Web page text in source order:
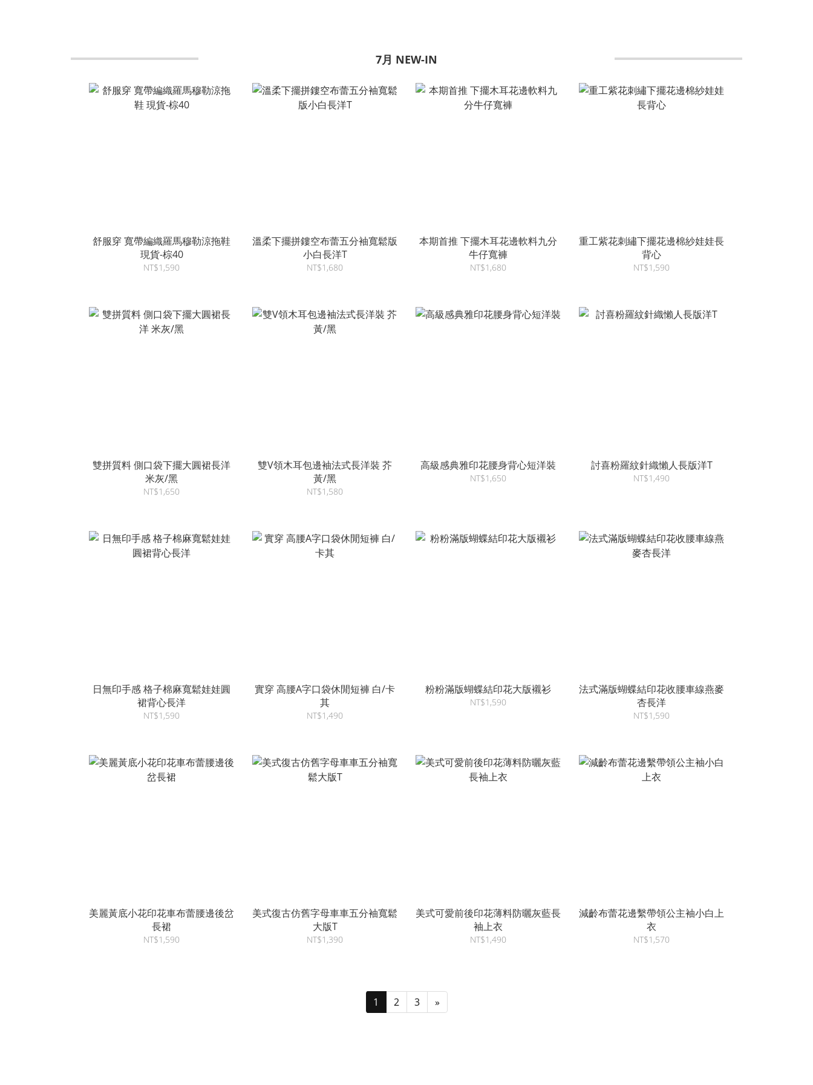
7月 NEW-IN
舒服穿 寬帶編織羅馬穆勒涼拖鞋
現貨-棕40
NT$1,590
溫柔下擺拼鏤空布蕾五分袖寬鬆版
小白長洋T
NT$1,680
本期首推 下擺木耳花邊軟料九分
牛仔寬褲
NT$1,680
重工紫花刺繡下擺花邊棉紗娃娃長
背心
NT$1,590
雙拼質料 側口袋下擺大圓裙長洋
米灰/黑
NT$1,650
雙V領木耳包邊袖法式長洋裝 芥
黃/黑
NT$1,580
高級感典雅印花腰身背心短洋裝
NT$1,650
討喜粉羅紋針織懶人長版洋T
NT$1,490
日無印手感 格子棉麻寬鬆娃娃圓
裙背心長洋
NT$1,590
實穿 高腰A字口袋休閒短褲 白/卡
其
NT$1,490
粉粉滿版蝴蝶結印花大版襯衫
NT$1,590
法式滿版蝴蝶結印花收腰車線燕麥
杏長洋
NT$1,590
美麗黃底小花印花車布蕾腰邊後岔
長裙
NT$1,590
美式復古仿舊字母車車五分袖寬鬆
大版T
NT$1,390
美式可愛前後印花薄料防曬灰藍長
袖上衣
NT$1,490
減齡布蕾花邊繫帶領公主袖小白上
衣
NT$1,570
1 2 3 »